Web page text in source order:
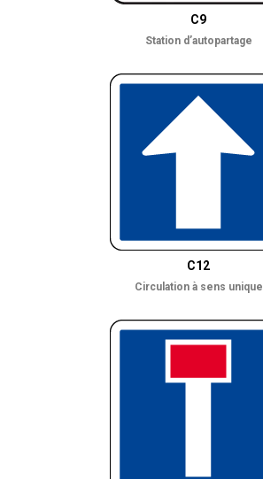
C9
Station d’autopartage
C12
Circulation à sens unique